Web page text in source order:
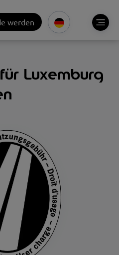
werden
Luxemburg